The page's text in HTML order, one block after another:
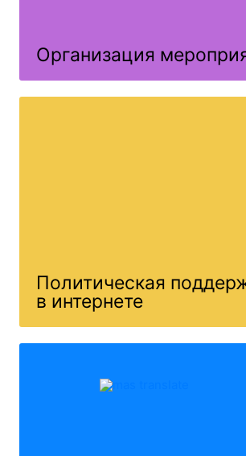
Организация
Политическая
в интернете